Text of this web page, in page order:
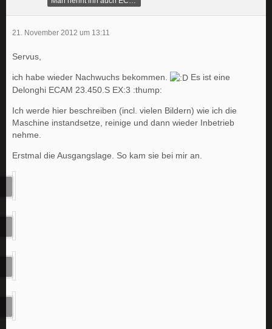
21. November 2012 um 13:11
Servus,
ich habe wieder Nachwuchs bekommen.
Es ist eine
Delonghi ECAM 23.450.S EX:3 :thump:
Ich werde hier beschreiben (incl. vielen Bildern) wie ich die
Maschine instandsetze, reinige und dann wieder Inbetrieb
nehme.
Erstmal die Ausgangslage. So kam sie bei mir an.